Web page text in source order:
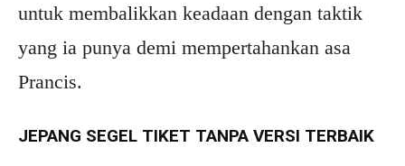
untuk membalikkan keadaan dengan taktik
yang ia punya demi mempertahankan asa
Prancis.
JEPANG SEGEL TIKET TANPA VERSI TERBAIK